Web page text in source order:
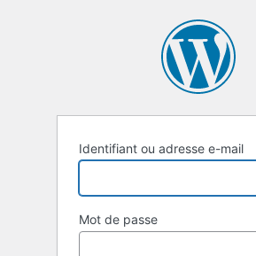
Identifiant ou adresse e-mail
Mot de passe